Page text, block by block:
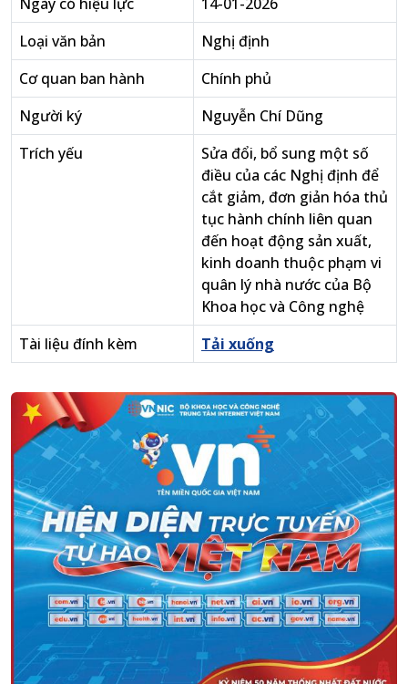
Loại văn bản
Nghị định
Cơ quan ban hành
Chính phủ
Người ký
Nguyễn Chí Dũng
Trích yếu
Sửa đổi, bổ sung một số
điều của các Nghị định để
cắt giảm, đơn giản hóa thủ
tục hành chính liên quan
đến hoạt động sản xuất,
kinh doanh thuộc phạm vi
quân lý nhà nước của Bộ
Khoa học và Công nghệ
Tài liệu đính kèm
Tải xuống